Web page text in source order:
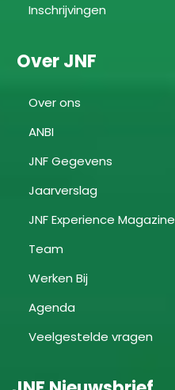
Inschrijvingen
Over JNF
Over ons
ANBI
JNF Gegevens
Jaarverslag
JNF Experience Magazine
Team
Werken Bij
Agenda
Veelgestelde vragen